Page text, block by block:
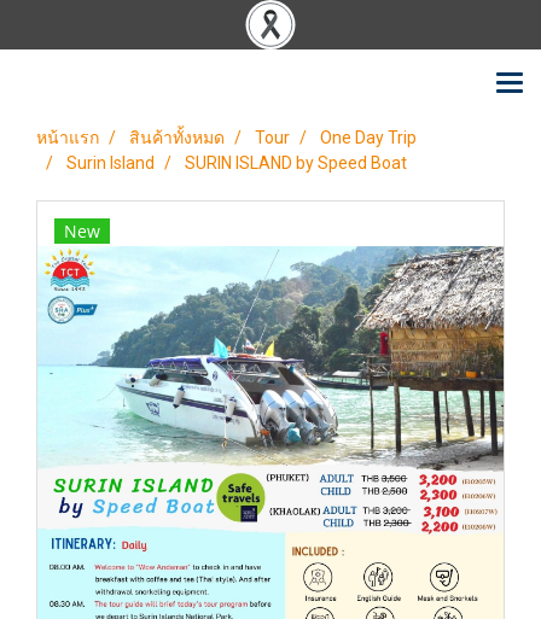
หน้าแรก สินค้าทั้งหมด Tour
One Day Trip
Surin Island
SURIN ISLAND by Speed Boat
New